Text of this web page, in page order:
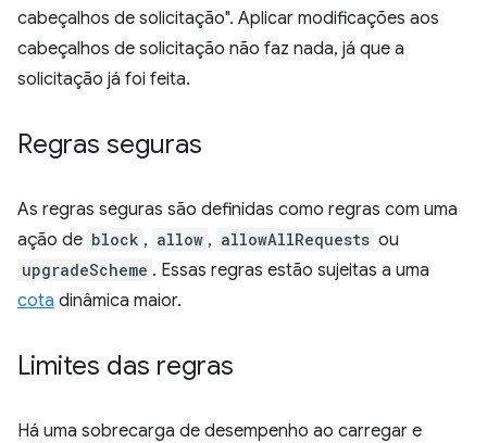
cabeçalhos de solicitação". Aplicar modificações aos
cabeçalhos de solicitação não faz nada, já que a
solicitação já foi feita.
Regras seguras
As regras seguras são definidas como regras com uma
ação de block , allow , allowAllRequests ou
upgradeScheme . Essas regras estão sujeitas a uma
cota dinâmica maior.
Limites das regras
Há uma sobrecarga de desempenho ao carregar e